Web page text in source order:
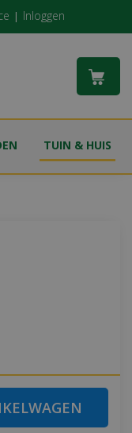
Inloggen
TUIN & HUIS